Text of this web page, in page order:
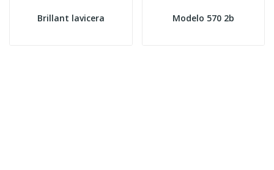
Brillant lavicera Modelo 570 2b